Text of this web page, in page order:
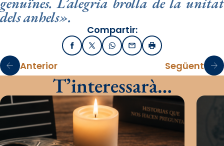
dels anhels».
Compartir:
FacebookX / TwitterWhatsApp
EmailImprimir
Anterior Següent
T’interessarà…